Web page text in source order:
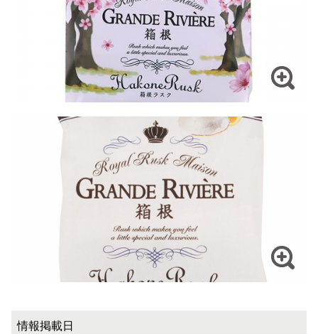
情報掲載日